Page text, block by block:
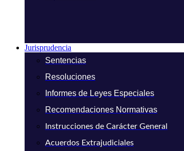
Jurisprudencia
Sentencias
Resoluciones
Informes de Leyes Especiales
Recomendaciones Normativas
Instrucciones de Carácter General
Acuerdos Extrajudiciales